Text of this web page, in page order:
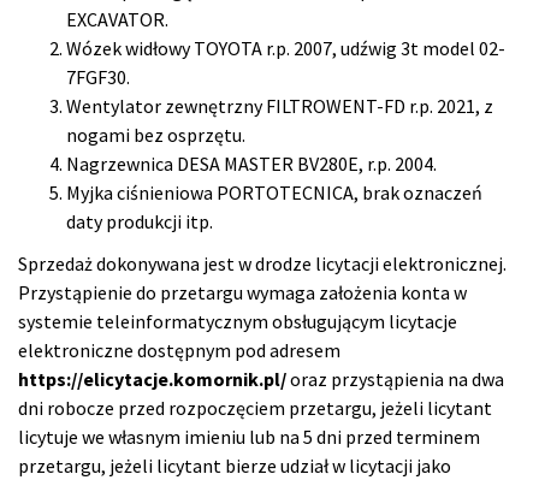
EXCAVATOR.
Wózek widłowy TOYOTA r.p. 2007, udźwig 3t model 02-
7FGF30.
Wentylator zewnętrzny FILTROWENT-FD r.p. 2021, z
nogami bez osprzętu.
Nagrzewnica DESA MASTER BV280E, r.p. 2004.
Myjka ciśnieniowa PORTOTECNICA, brak oznaczeń
daty produkcji itp.
Sprzedaż dokonywana jest w drodze licytacji elektronicznej.
Przystąpienie do przetargu wymaga założenia konta w
systemie teleinformatycznym obsługującym licytacje
elektroniczne dostępnym pod adresem
https://elicytacje.komornik.pl/oraz przystąpienia na dwa
dni robocze przed rozpoczęciem przetargu, jeżeli licytant
licytuje we własnym imieniu lub na 5 dni przed terminem
przetargu, jeżeli licytant bierze udział w licytacji jako